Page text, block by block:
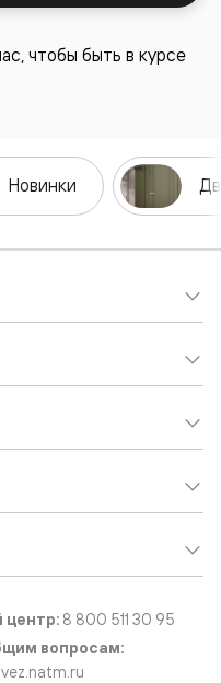
чтобы быть в курсе
Новинки
центр: 8 800 511 30 95
вопросам: